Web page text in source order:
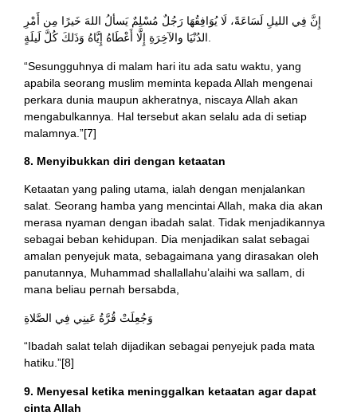
إِنَّ فِي الليلِ لَسَاعَةً، لَا يُوَافِقُهَا رَجُلٌ مُسْلِمٌ يَسألُ اللهَ خَيرًا مِن أَمْرِ
“Sesungguhnya di malam hari itu ada satu waktu, yang
apabila seorang muslim meminta kepada Allah mengenai
perkara dunia maupun akheratnya, niscaya Allah akan
mengabulkannya. Hal tersebut akan selalu ada di setiap
malamnya.”[7]
8. Menyibukkan diri dengan ketaatan
Ketaatan yang paling utama, ialah dengan menjalankan
salat. Seorang hamba yang mencintai Allah, maka dia akan
merasa nyaman dengan ibadah salat. Tidak menjadikannya
sebagai beban kehidupan. Dia menjadikan salat sebagai
amalan penyejuk mata, sebagaimana yang dirasakan oleh
panutannya, Muhammad shallallahu’alaihi wa sallam, di
mana beliau pernah bersabda,
وَجُعِلَتْ قُرَّةُ عَينِي فِي الصَّلاةِ
“Ibadah salat telah dijadikan sebagai penyejuk pada mata
hatiku.”[8]
9. Menyesal ketika meninggalkan ketaatan agar dapat
cinta Allah